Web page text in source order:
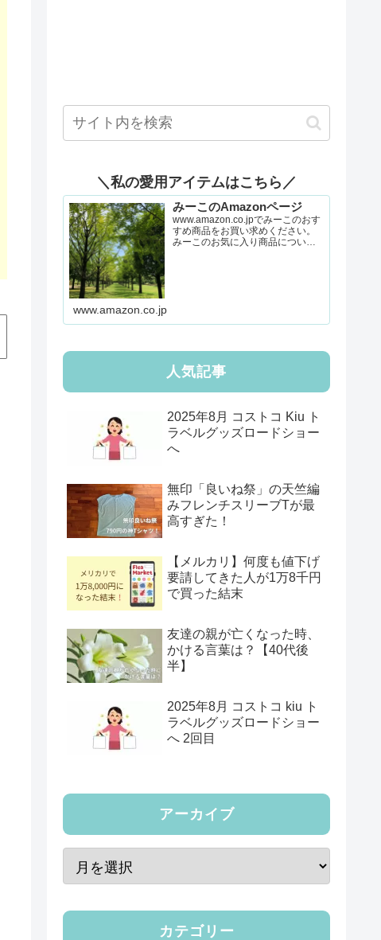
＼私の愛用アイテムはこちら／
みーこのAmazonページ
www.amazon.co.jpでみーこのおす
すめ商品をお買い求めください。
みーこのお気に入り商品について
www.amazon.co.jp
人気記事
2025年8月 コストコ Kiu ト
ラベルグッズロードショー
へ
無印「良いね祭」の天竺編
みフレンチスリーブTが最
高すぎた！
【メルカリ】何度も値下げ
要請してきた人が1万8千円
で買った結末
友達の親が亡くなった時、
かける言葉は？【40代後
半】
2025年8月 コストコ kiu ト
ラベルグッズロードショー
へ 2回目
アーカイブ
カテゴリー